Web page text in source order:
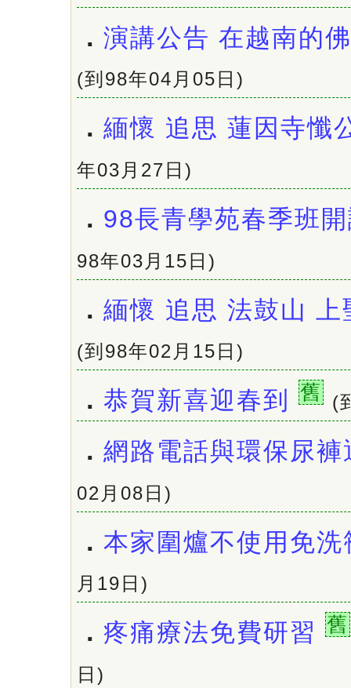
． 演講公告 在越南的
(到98年04月05日)
． 緬懷 追思 蓮因寺懺
年03月27日)
． 98長青學苑春季班
98年03月15日)
． 緬懷 追思 法鼓山 上
(到98年02月15日)
． 恭賀新喜迎春到 舊 (
． 網路電話與環保尿褲
02月08日)
． 本家圍爐不使用免洗
月19日)
． 疼痛療法免費研習 舊
日)